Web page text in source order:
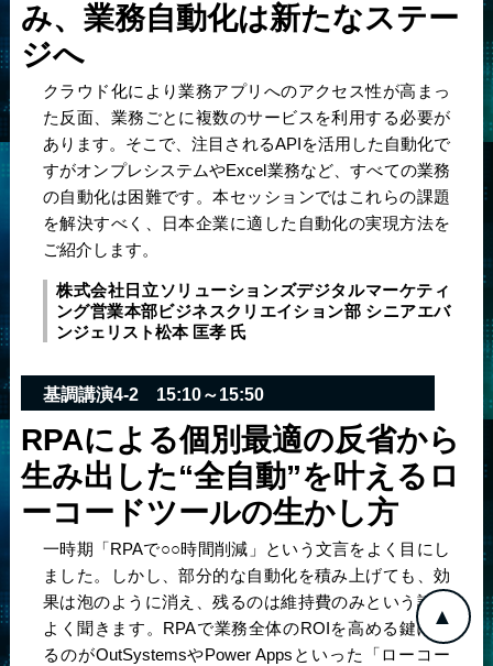
み、業務自動化は新たなステー
ジへ
クラウド化により業務アプリへのアクセス性が高まっ
た反面、業務ごとに複数のサービスを利用する必要が
あります。そこで、注目されるAPIを活用した自動化で
すがオンプレシステムやExcel業務など、すべての業務
の自動化は困難です。本セッションではこれらの課題
を解決すべく、日本企業に適した自動化の実現方法を
ご紹介します。
株式会社日立ソリューションズデジタルマーケティ
ング営業本部ビジネスクリエイション部 シニアエバ
ンジェリスト松本 匡孝 氏
基調講演4-215:10～15:50
RPAによる個別最適の反省から
生み出した“全自動”を叶えるロ
ーコードツールの生かし方
一時期「RPAで○○時間削減」という文言をよく目にし
ました。しかし、部分的な自動化を積み上げても、効
果は泡のように消え、残るのは維持費のみという話を
よく聞きます。RPAで業務全体のROIを高める鍵にな
るのがOutSystemsやPower Appsといった「ローコー